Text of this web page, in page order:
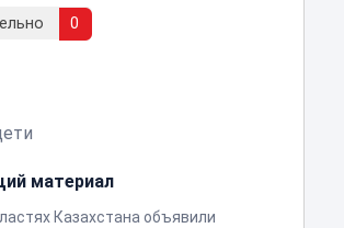
0
материал
Казахстана объявили